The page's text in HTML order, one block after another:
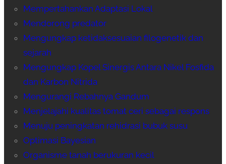
Mempertahankan Adaptasi Lokal
Mendorong predator
Mengungkap ketidaksesuaian filogenetik dan
sejarah
Mengungkap Kopel Sinergis Antara Nikel Fosfida
dan Karbon Nitrida
Mengurangi Rebahnya Gandum
Menjelajahi kualitas tomat ceri sebagai respons
Menuju peningkatan rehidrasi bubuk susu
Optimasi Bayesian
Organisme tanah berukuran kecil